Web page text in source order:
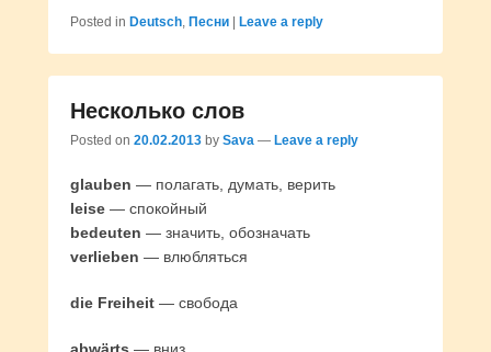
Posted in Deutsch, Песни Leave a reply
Несколько слов
Posted on 20.02.2013 by Sava — Leave a reply
glauben — полагать, думать, верить
leise — спокойный
bedeuten — значить, обозначать
verlieben — влюбляться
die Freiheit — свобода